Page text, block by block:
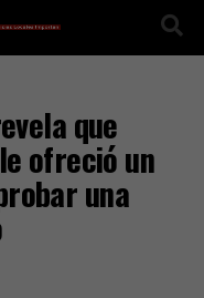
que
ofreció un
una